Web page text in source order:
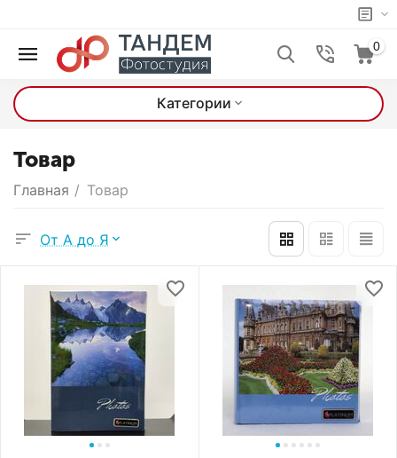
0
Категории
Товар
Главная / Товар
От А до Я